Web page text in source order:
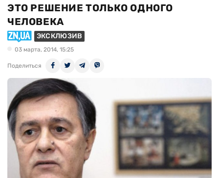
ЭТО РЕШЕНИЕ ТОЛЬКО ОДНОГО
ЧЕЛОВЕКА
ЭКСКЛЮЗИВ
03 марта, 2014, 15:25
Поделиться